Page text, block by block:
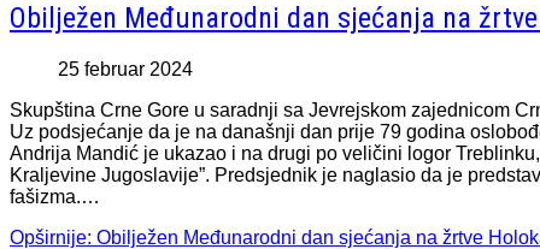
Obilježen Međunarodni dan sjećanja na
25 februar 2024
Skupština Crne Gore u saradnji sa Jevrejskom zajednicom
Uz podsjećanje da je na današnji dan prije 79 godina
Andrija Mandić je ukazao i na drugi po veličini logor
Kraljevine Jugoslavije”. Predsjednik je naglasio da je
fašizma.…
Opširnije: Obilježen Međunarodni dan sjećanja na žrtve